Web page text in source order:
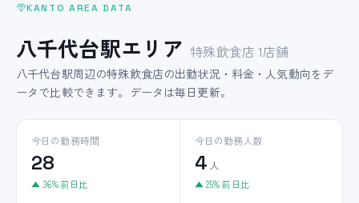
KANTO AREA DATA
八千代台駅エリア 特殊飲食店 1店舗
八千代台駅周辺の特殊飲食店の出勤状況・料金・人気動向をデ
ータで比較できます。データは毎日更新。
今日の勤務時間
28
▲ 36% 前日比
今日の勤務人数
4 人
▲ 25% 前日比